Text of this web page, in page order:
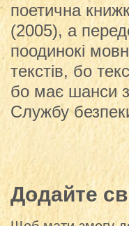
поетична
(2005), а
поодинокі
текстів, бо
бо має шанси
Службу
Додайте